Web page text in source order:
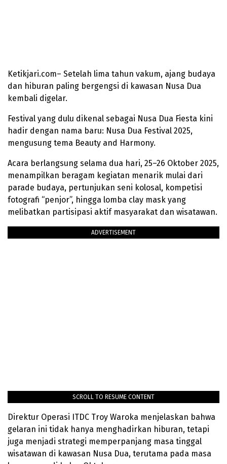
Ketikjari.com– Setelah lima tahun vakum, ajang budaya
dan hiburan paling bergengsi di kawasan Nusa Dua
kembali digelar.
Festival yang dulu dikenal sebagai Nusa Dua Fiesta kini
hadir dengan nama baru: Nusa Dua Festival 2025,
mengusung tema Beauty and Harmony.
Acara berlangsung selama dua hari, 25–26 Oktober 2025,
menampilkan beragam kegiatan menarik mulai dari
parade budaya, pertunjukan seni kolosal, kompetisi
fotografi “penjor”, hingga lomba clay mask yang
melibatkan partisipasi aktif masyarakat dan wisatawan.
ADVERTISEMENT
SCROLL TO RESUME CONTENT
Direktur Operasi ITDC Troy Waroka menjelaskan bahwa
gelaran ini tidak hanya menghadirkan hiburan, tetapi
juga menjadi strategi memperpanjang masa tinggal
wisatawan di kawasan Nusa Dua, terutama pada masa